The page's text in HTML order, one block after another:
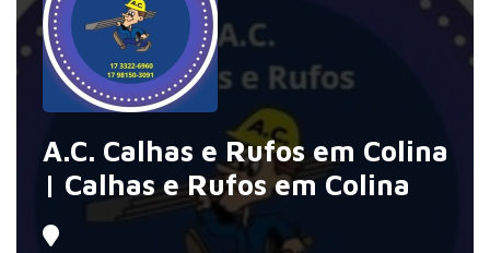
A.C. Calhas e Rufos em Colina
| Calhas e Rufos em Colina